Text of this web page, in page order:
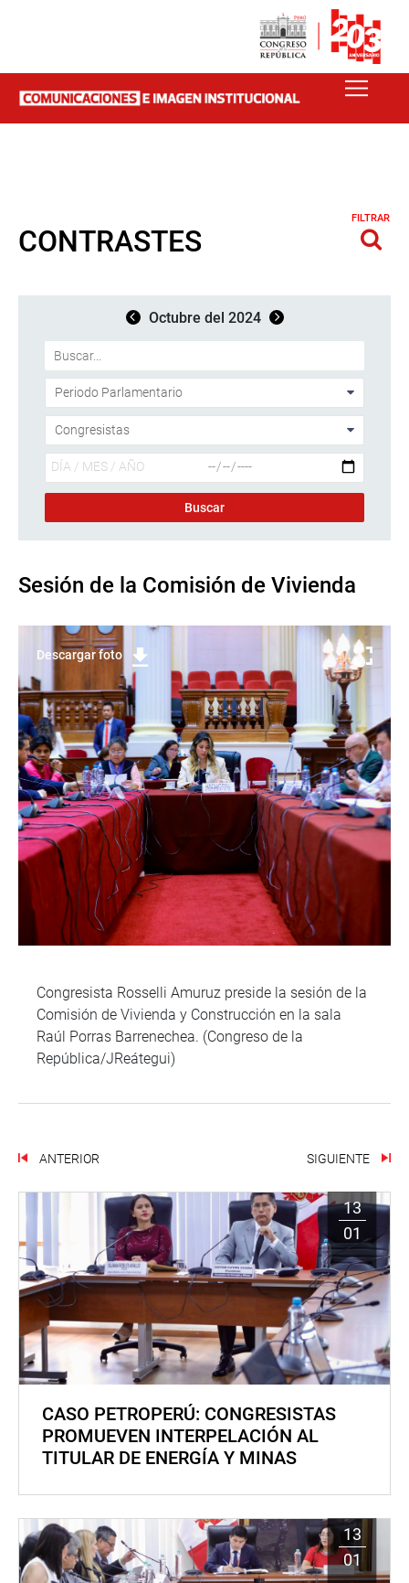
CONTRASTES
FILTRAR
Octubre del 2024
Sesión de la Comisión de Vivienda
Descargar foto
Congresista Rosselli Amuruz preside la sesión de la
Comisión de Vivienda y Construcción en la sala
Raúl Porras Barrenechea. (Congreso de la
República/JReátegui)
ANTERIOR SIGUIENTE
13
01
CASO PETROPERÚ: CONGRESISTAS
PROMUEVEN INTERPELACIÓN AL
TITULAR DE ENERGÍA Y MINAS
13
01